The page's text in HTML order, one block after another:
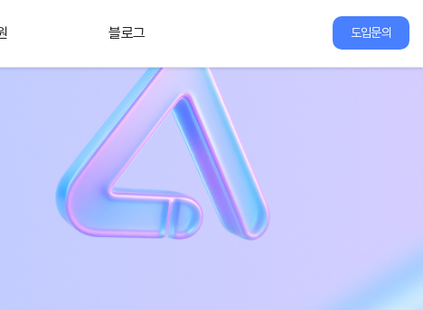
블로그 도입문의